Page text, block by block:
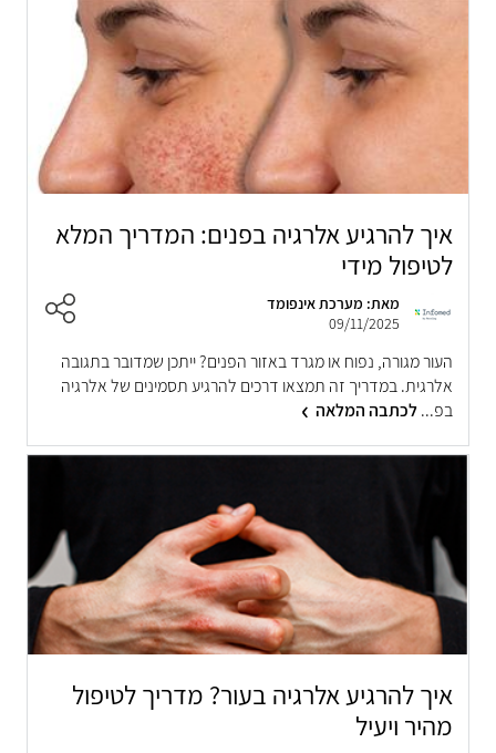
איך להרגיע אלרגיה בפנים: המדריך המלא
לטיפול מידי
מאת: מערכת אינפומד
09/11/2025
העור מגורה, נפוח או מגרד באזור הפנים? ייתכן שמדובר בתגובה
אלרגית. במדריך זה תמצאו דרכים להרגיע תסמינים של אלרגיה
בפ...לכתבה המלאה
איך להרגיע אלרגיה בעור? מדריך לטיפול
מהיר ויעיל